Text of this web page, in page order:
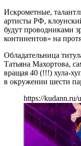
Искрометные,
артисты РФ,
будут проводниками
континентов» на
Обладательница
Татьяна Махортова,
вращая 40 (!!!) хула-
в окружении шести
https://kudann.ru/